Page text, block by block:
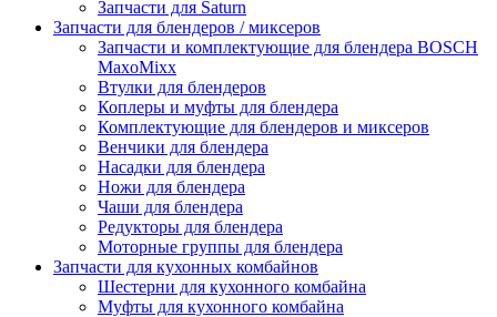
Запчасти для Saturn
Запчасти для блендеров / миксеров
Запчасти и комплектующие для блендера BOSCH
MaxoMixx
Втулки для блендеров
Коплеры и муфты для блендера
Комплектующие для блендеров и миксеров
Венчики для блендера
Насадки для блендера
Ножи для блендера
Чаши для блендера
Редукторы для блендера
Моторные группы для блендера
Запчасти для кухонных комбайнов
Шестерни для кухонного комбайна
Муфты для кухонного комбайна